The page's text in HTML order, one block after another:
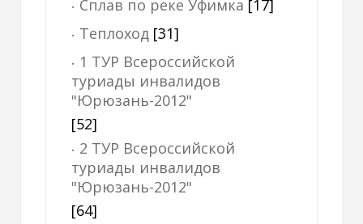
Сплав по реке Уфимка [17]
Теплоход [31]
1 ТУР Всероссийской
туриады инвалидов
"Юрюзань-2012"
[52]
2 ТУР Всероссийской
туриады инвалидов
"Юрюзань-2012"
[64]